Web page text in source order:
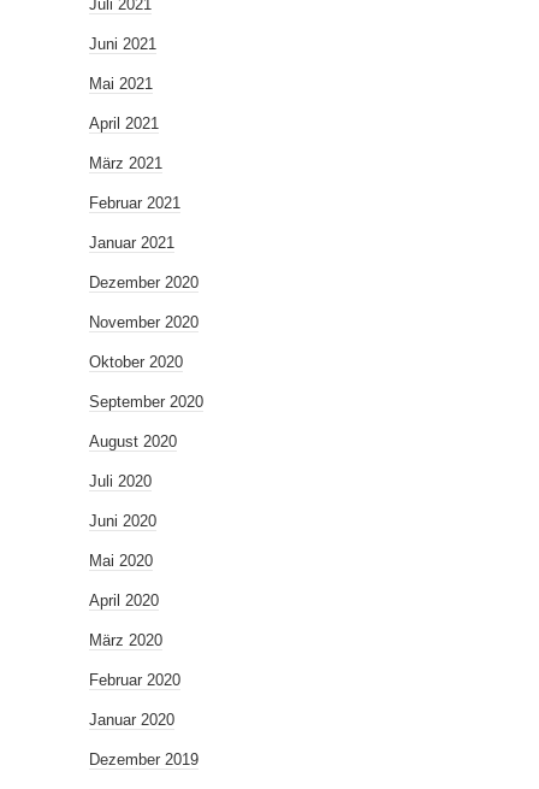
Juli 2021
Juni 2021
Mai 2021
April 2021
März 2021
Februar 2021
Januar 2021
Dezember 2020
November 2020
Oktober 2020
September 2020
August 2020
Juli 2020
Juni 2020
Mai 2020
April 2020
März 2020
Februar 2020
Januar 2020
Dezember 2019